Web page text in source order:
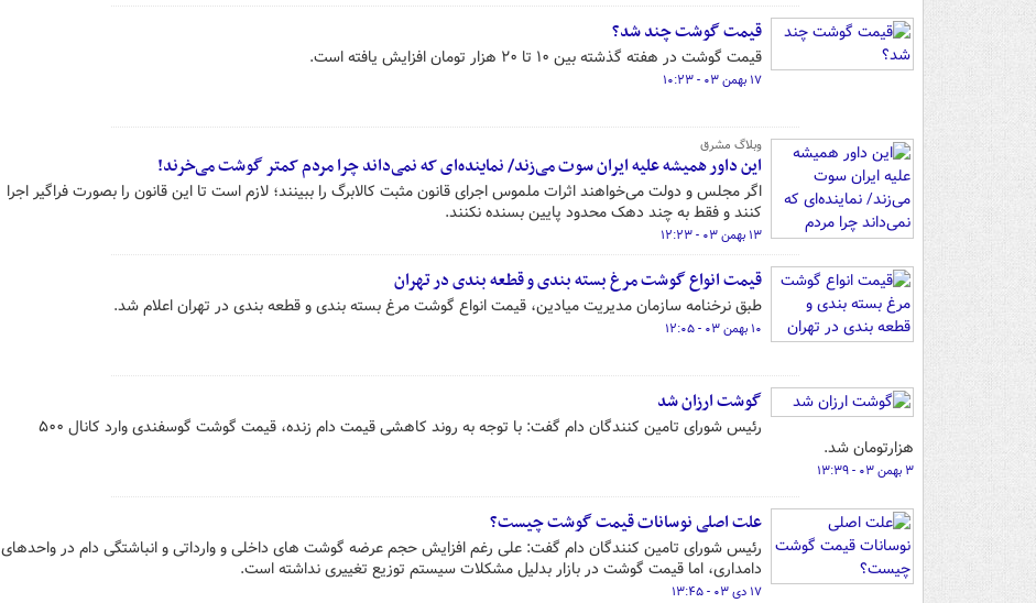
قیمت گوشت چند شد؟
قیمت گوشت در هفته گذشته بین ۱۰ تا ۲۰ هزار تومان افزایش یافته است.
۱۷ بهمن ۰۳ - ۱۰:۲۳
وبلاگ مشرق
این داور همیشه علیه ایران سوت می‌زند/ نماینده‌ای که نمی‌داند چرا مردم کمتر گوشت می‌خرند!
اگر مجلس و دولت می‌خواهند اثرات ملموس اجرای قانون مثبت کالابرگ را ببینند؛ لازم است تا این قانون را بصورت فراگیر اجرا
کنند و فقط به چند دهک محدود پایین بسنده نکنند.
۱۳ بهمن ۰۳ - ۱۲:۲۳
قیمت انواع گوشت مرغ بسته بندی و قطعه بندی در تهران
طبق نرخنامه سازمان مدیریت میادین، قیمت انواع گوشت مرغ بسته بندی و قطعه بندی در تهران اعلام شد.
۱۰ بهمن ۰۳ - ۱۲:۰۵
گوشت ارزان شد
رئیس شورای تامین کنندگان دام گفت: با توجه به روند کاهشی قیمت دام زنده، قیمت گوشت گوسفندی وارد کانال ۵۰۰
هزارتومان شد.
۳ بهمن ۰۳ - ۱۳:۳۹
علت اصلی نوسانات قیمت گوشت چیست؟
رئیس شورای تامین کنندگان دام گفت: علی رغم افزایش حجم عرضه گوشت های داخلی و وارداتی و انباشتگی دام در واحدهای
دامداری، اما قیمت گوشت در بازار بدلیل مشکلات سیستم توزیع تغییری نداشته است.
۱۷ دی ۰۳ - ۱۳:۴۵